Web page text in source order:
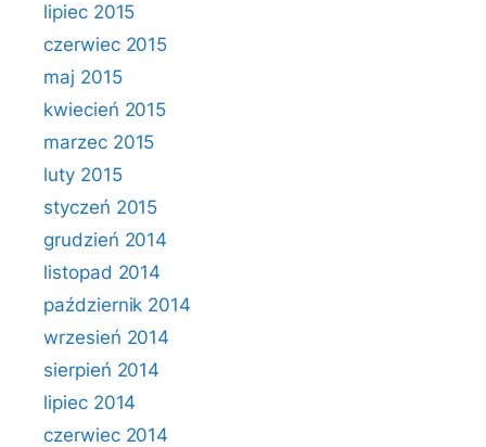
lipiec 2015
czerwiec 2015
maj 2015
kwiecień 2015
marzec 2015
luty 2015
styczeń 2015
grudzień 2014
listopad 2014
październik 2014
wrzesień 2014
sierpień 2014
lipiec 2014
czerwiec 2014